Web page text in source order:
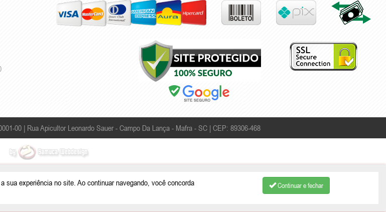
00 | Rua Apicultor Leonardo Sauer - Campo Da Lança - Mafra - SC | CEP: 89306-468
sua experiência no site. Ao continuar navegando, você concorda
Continuar e fechar